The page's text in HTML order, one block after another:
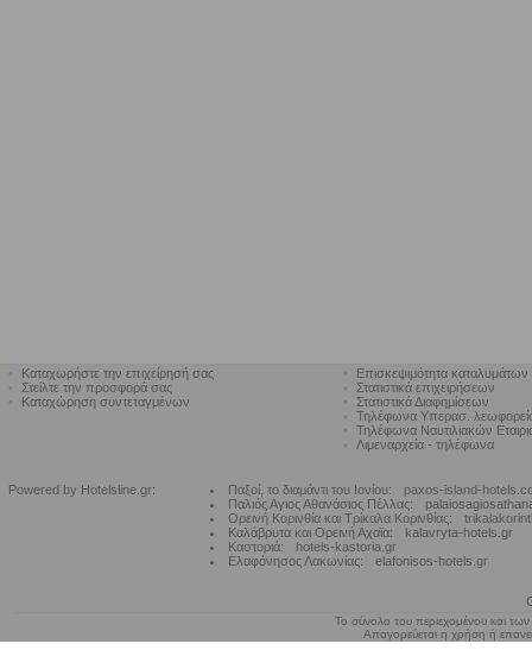
Καταχωρήστε την επιχείρησή σας
Στείλτε την προσφορά σας
Καταχώρηση συντεταγμένων
Επισκεψιμότητα καταλυμάτων
Στατιστικά επιχειρήσεων
Στατιστικά Διαφημίσεων
Τηλέφωνα Υπερασ.
Τηλέφωνα Ναυτιλιακών
Λιμεναρχεία - τηλέφωνα
Powered by Hotelsline.gr: Παξοί, το διαμάντι του Ιονίου:
paxos-island-
Παλιός Αγιος Αθανάσιος Πέλλας:
Ορεινή Κορινθία και Τρίκαλα Κορινθίας:
Καλάβρυτα και Ορεινή Αχαϊα:
kalavryta-hotels.gr
Καστοριά:
hotels-kastoria.gr
Ελαφόνησος Λακωνίας:
elafonisos-hotels.gr
Το σύνολο του περιεχομένου και
Απαγορεύεται η χρήση ή